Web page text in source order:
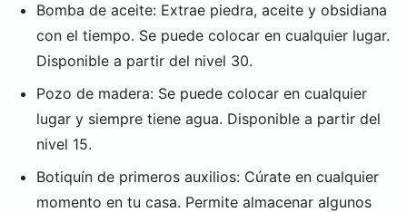
Bomba de aceite: Extrae piedra, aceite y obsidiana
con el tiempo. Se puede colocar en cualquier lugar.
Disponible a partir del nivel 30.
Pozo de madera: Se puede colocar en cualquier
lugar y siempre tiene agua. Disponible a partir del
nivel 15.
Botiquín de primeros auxilios: Cúrate en cualquier
momento en tu casa. Permite almacenar algunos